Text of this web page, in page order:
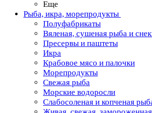
Еще
Рыба, икра, морепродукты
Полуфабрикаты
Вяленая, сушеная рыба и
Пресервы и паштеты
Икра
Крабовое мясо и палочки
Морепродукты
Свежая рыба
Морские водоросли
Слабосоленая и копченая